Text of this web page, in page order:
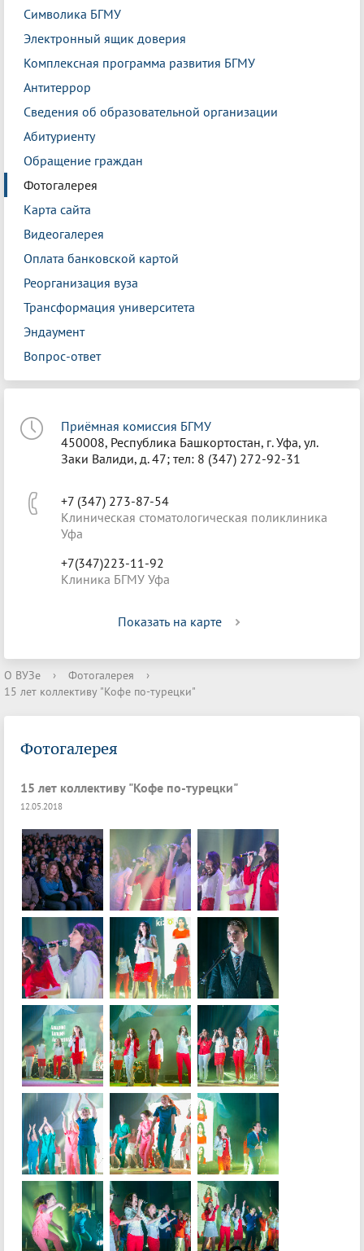
Символика БГМУ
Электронный ящик доверия
Комплексная программа развития БГМУ
Антитеррор
Сведения об образовательной организации
Абитуриенту
Обращение граждан
Фотогалерея
Карта сайта
Видеогалерея
Оплата банковской картой
Реорганизация вуза
Трансформация университета
Эндаумент
Вопрос-ответ
Приёмная комиссия БГМУ
450008, Республика Башкортостан, г. Уфа, ул.
Заки Валиди, д. 47; тел: 8 (347) 272-92-31
+7 (347) 273-87-54
Клиническая стоматологическая поликлиника
Уфа
+7(347)223-11-92
Клиника БГМУ Уфа
Показать на карте
О ВУЗе › Фотогалерея
›
15 лет коллективу "Кофе по-турецки"
Фотогалерея
15 лет коллективу "Кофе по-турецки"
12.05.2018